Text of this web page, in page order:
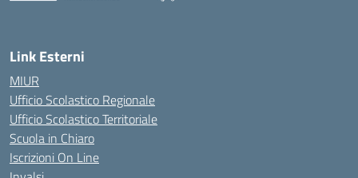
Link Esterni
MIUR
Ufficio Scolastico Regionale
Ufficio Scolastico Territoriale
Scuola in Chiaro
Iscrizioni On Line